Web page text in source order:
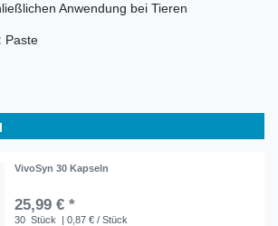
Anwendung bei Tieren
Paste
VivoSyn 30 Kapseln
25,99 € *
30 Stück | 0,87 € / Stück